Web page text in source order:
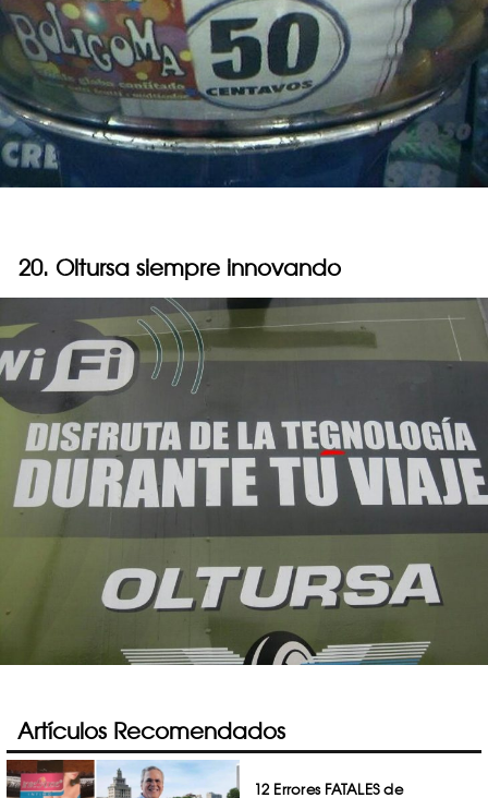
20. Oltursa siempre innovando
Artículos Recomendados
12 Errores FATALES de